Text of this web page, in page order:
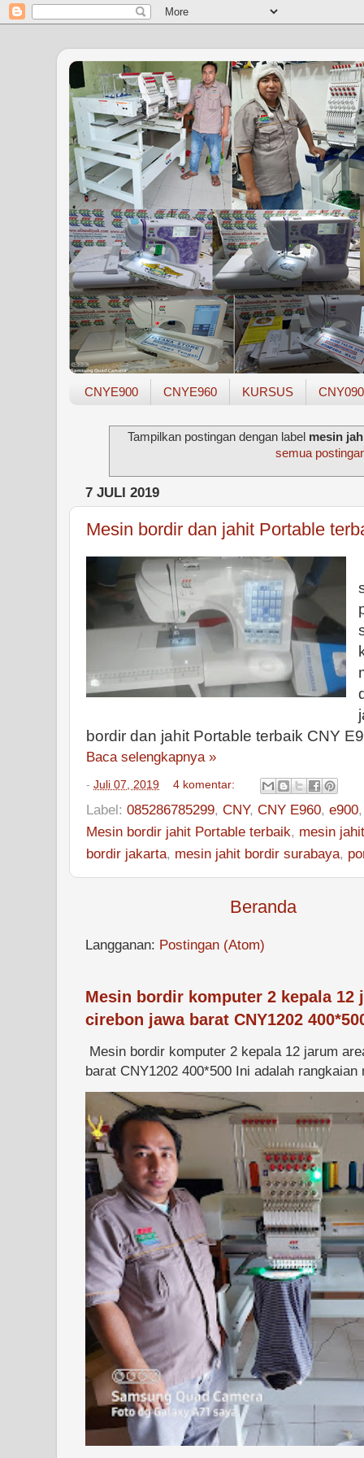
CNYE900 CNYE960 KURSUS
Tampilkan postingan dengan label mesin
semua
7 JULI 2019
Mesin bordir dan jahit Portable
bordir dan jahit Portable terbaik CNY
Baca selengkapnya »
- Juli 07, 2019 4 komentar:
Label: 085286785299, CNY, CNY E960, e900
Mesin bordir jahit Portable terbaik, mesin
bordir jakarta, mesin jahit bordir surabaya,
Beranda
Langganan: Postingan (Atom)
Mesin bordir komputer 2 kepala 12
cirebon jawa barat CNY1202
Mesin bordir komputer 2 kepala 12 jarum
barat CNY1202 400*500 Ini adalah